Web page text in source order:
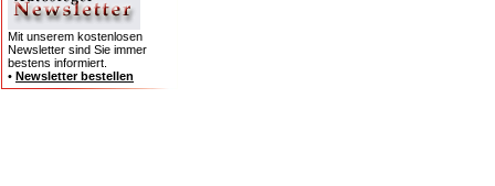
Mit unserem kostenlosen
Newsletter sind Sie immer
bestens informiert.
• Newsletter bestellen